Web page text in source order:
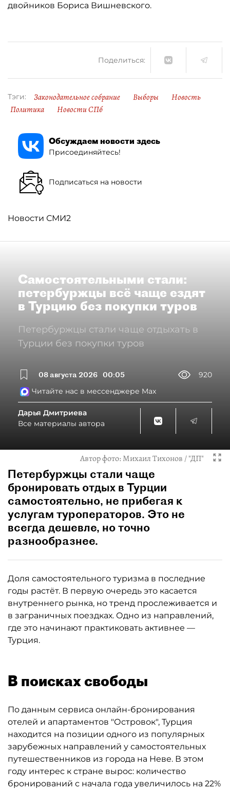
двойников Бориса Вишневского.
Поделиться:
Тэги: Законодательное собрание Выборы
Новость
Политика
Новости СПб
Обсуждаем новости здесь
Присоединяйтесь!
Подписаться на новости
Новости СМИ2
Самостоятельными стали:
петербуржцы всё чаще ездят
в Турцию без покупки туров
Петербуржцы стали чаще отдыхать в
Турции без покупки туров
08 августа 2026 00:05
920
Читайте нас в мессенджере Max
Дарья Дмитриева
Все материалы автора
Автор фото:Михаил Тихонов / "ДП"
Петербуржцы стали чаще
бронировать отдых в Турции
самостоятельно, не прибегая к
услугам туроператоров. Это не
всегда дешевле, но точно
разнообразнее.
Доля самостоятельного туризма в последние
годы растёт. В первую очередь это касается
внутреннего рынка, но тренд прослеживается и
в заграничных поездках. Одно из направлений,
где это начинают практиковать активнее —
Турция.
В поисках свободы
По данным сервиса онлайн-бронирования
отелей и апартаментов "Островок", Турция
находится на позиции одного из популярных
зарубежных направлений у самостоятельных
путешественников из города на Неве. В этом
году интерес к стране вырос: количество
бронирований с начала года увеличилось на 22%